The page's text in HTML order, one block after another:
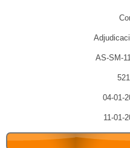
AS-SM-
04-01-
11-01-